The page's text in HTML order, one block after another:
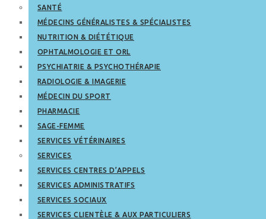
SANTÉ
MÉDECINS GÉNÉRALISTES & SPÉCIALISTES
NUTRITION & DIÉTÉTIQUE
OPHTALMOLOGIE ET ORL
PSYCHIATRIE & PSYCHOTHÉRAPIE
RADIOLOGIE & IMAGERIE
MÉDECIN DU SPORT
PHARMACIE
SAGE-FEMME
SERVICES VÉTÉRINAIRES
SERVICES
SERVICES CENTRES D’APPELS
SERVICES ADMINISTRATIFS
SERVICES SOCIAUX
SERVICES CLIENTÈLE & AUX PARTICULIERS